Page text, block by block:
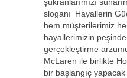
sloganı ‘Hayallerin
hem müşterilerimiz
hayallerimizin
gerçekleştirme
McLaren ile birlikte
bir başlangıç